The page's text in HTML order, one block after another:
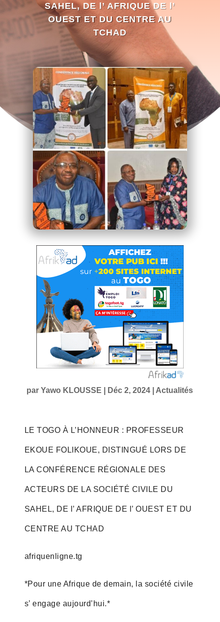
SAHEL, DE l’ AFRIQUE DE l’
OUEST ET DU CENTRE AU
TCHAD
parYawo KLOUSSE Déc 2, 2024 Actualités
LE TOGO À L’HONNEUR : PROFESSEUR
EKOUE FOLIKOUE, DISTINGUÉ LORS DE
LA CONFÉRENCE RÉGIONALE DES
ACTEURS DE LA SOCIÉTÉ CIVILE DU
SAHEL, DE l’ AFRIQUE DE l’ OUEST ET DU
CENTRE AU TCHAD
afriquenligne.tg
*Pour une Afrique de demain, la société civile
s’ engage aujourd’hui.*